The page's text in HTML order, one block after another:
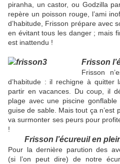
piranha, un castor, ou Godzilla
repère un poisson rouge, l’ami
d’habitude, Frisson prépare avec
en évitant tous les danger ; mais
est inattendu !
Frisson
Frisson
d’habitude : il rechigne à
partir en vacances. Du coup, il
plage avec une piscine
guise de sable. Mais tout ça n’est
va surmonter ses peurs pour
!
Frisson l’écureuil en
Pour la dernière parution des
(si l’on peut dire) de notre